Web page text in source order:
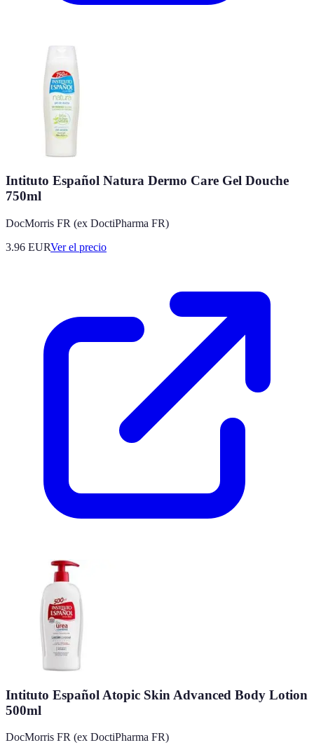
Intituto Español Natura Dermo Care Gel Douche
750ml
DocMorris FR (ex DoctiPharma FR)
3.96 EURVer el precio
Intituto Español Atopic Skin Advanced Body Lotion
500ml
DocMorris FR (ex DoctiPharma FR)